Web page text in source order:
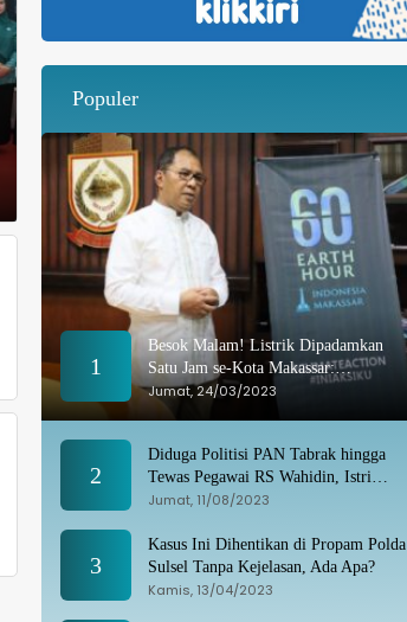
Populer
1
Besok Malam! Listrik Dipadamkan
Satu Jam se-Kota Makassar:
Merespons Perubahan Iklim
Jumat, 24/03/2023
2
Diduga Politisi PAN Tabrak hingga
Tewas Pegawai RS Wahidin, Istri
Korban: Kami Tak Terima
Jumat, 11/08/2023
3
Kasus Ini Dihentikan di Propam Polda
Sulsel Tanpa Kejelasan, Ada Apa?
Kamis, 13/04/2023